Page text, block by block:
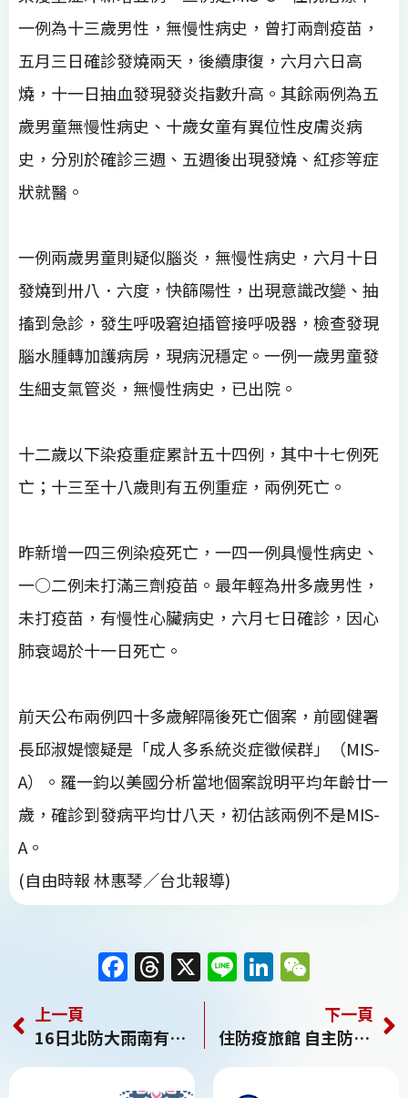
一例為十三歲男性，無慢性病史，曾打兩劑疫苗，
五月三日確診發燒兩天，後續康復，六月六日高
燒，十一日抽血發現發炎指數升高。其餘兩例為五
歲男童無慢性病史、十歲女童有異位性皮膚炎病
史，分別於確診三週、五週後出現發燒、紅疹等症
狀就醫。
一例兩歲男童則疑似腦炎，無慢性病史，六月十日
發燒到卅八．六度，快篩陽性，出現意識改變、抽
搐到急診，發生呼吸窘迫插管接呼吸器，檢查發現
腦水腫轉加護病房，現病況穩定。一例一歲男童發
生細支氣管炎，無慢性病史，已出院。
十二歲以下染疫重症累計五十四例，其中十七例死
亡；十三至十八歲則有五例重症，兩例死亡。
昨新增一四三例染疫死亡，一四一例具慢性病史、
一○二例未打滿三劑疫苗。最年輕為卅多歲男性，
未打疫苗，有慢性心臟病史，六月七日確診，因心
肺衰竭於十一日死亡。
前天公布兩例四十多歲解隔後死亡個案，前國健署
長邱淑媞懷疑是「成人多系統炎症徵候群」（MIS-
A）。羅一鈞以美國分析當地個案說明平均年齡廿一
歲，確診到發病平均廿八天，初估該兩例不是MIS-
A。
(自由時報 林惠琴／台北報導)
F
a
c
e
b
T
h
re
a
d
X Li
n
e
Li
n
k
e
C
h
上一頁
16日北防大雨南有高溫 鋒面17日起遠離梅雨季進尾聲
下一頁
住防疫旅館 自主防疫者外出 須出示兩日內篩陰